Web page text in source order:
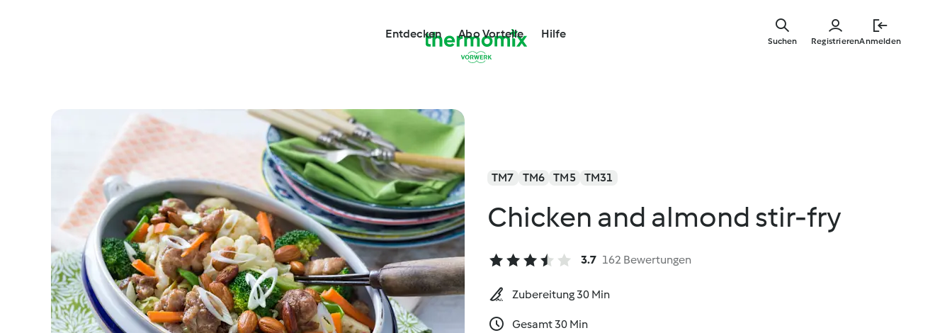
Entdecken Abo Vorteile Hilfe
RegistrierenAnmelden
Suchen
TM7 TM6 TM5 TM31
Chicken and almond stir-fry
3.7 162 Bewertungen
Zubereitung 30 Min
Gesamt 30 Min